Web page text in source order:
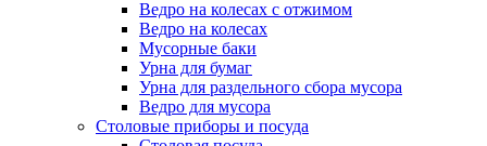
Ведро на колесах с отжимом
Ведро на колесах
Мусорные баки
Урна для бумаг
Урна для раздельного сбора мусора
Ведро для мусора
Столовые приборы и посуда